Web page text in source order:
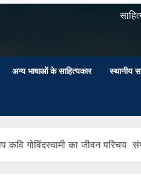
अन्य भाषाओं के साहित्यकार स्थानीय
कवि गोविंदस्वामी का जीवन परिचय: